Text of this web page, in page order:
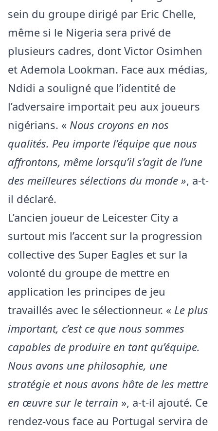
sein du groupe dirigé par Eric Chelle,
même si le Nigeria sera privé de
plusieurs cadres, dont Victor Osimhen
et Ademola Lookman. Face aux médias,
Ndidi a souligné que l’identité de
l’adversaire importait peu aux joueurs
nigérians. « Nous croyons en nos
qualités. Peu importe l’équipe que nous
affrontons, même lorsqu’il s’agit de l’une
des meilleures sélections du monde », a-t-
il déclaré.
L’ancien joueur de Leicester City a
surtout mis l’accent sur la progression
collective des Super Eagles et sur la
volonté du groupe de mettre en
application les principes de jeu
travaillés avec le sélectionneur. « Le plus
important, c’est ce que nous sommes
capables de produire en tant qu’équipe.
Nous avons une philosophie, une
stratégie et nous avons hâte de les mettre
en œuvre sur le terrain », a-t-il ajouté. Ce
rendez-vous face au Portugal servira de